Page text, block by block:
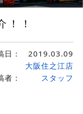
！！
日： 2019.03.09
者：
大阪住之江店
スタッフ